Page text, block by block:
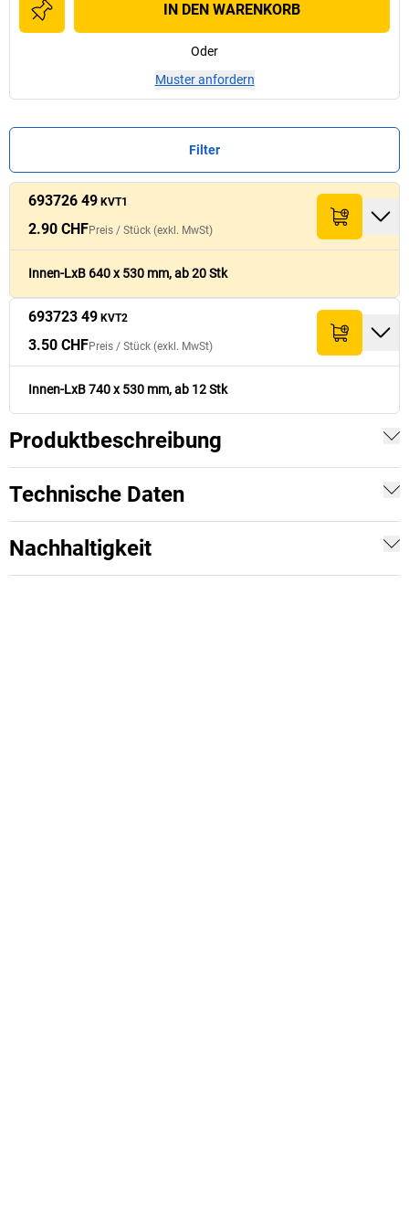
IN DEN WARENKORB
Oder
Muster anfordern
Filter
Nr.
Preis /Stück
Nr.
Preis /Stück
693726 49 KVT1 640
2.90 CHF
693723 49 KVT2
3.50 CHF
693726 49 KVT1
2.90 CHFPreis / Stück (exkl. MwSt)
Innen-LxB 640 x 530 mm, ab 20 Stk
693723 49 KVT2
3.50 CHFPreis / Stück (exkl. MwSt)
Innen-LxB 740 x 530 mm, ab 12 Stk
Produktbeschreibung
Technische Daten
Nachhaltigkeit